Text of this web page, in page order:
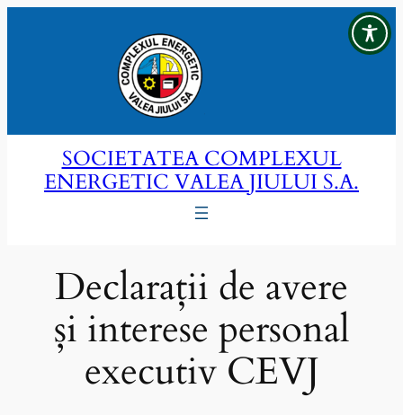
SOCIETATEA COMPLEXUL
ENERGETIC VALEA JIULUI S.A.
Declarații de avere
și interese personal
executiv CEVJ